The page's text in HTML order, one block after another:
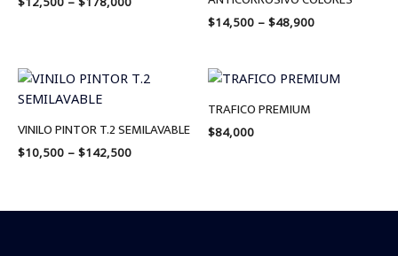
$178,000
$14,500 – $48,900
$48,900
VINILO PINTOR T.2 SEMILAVABLE
$10,500 – $142,500
Price
$142,500
TRAFICO PREMIUM
$84,000